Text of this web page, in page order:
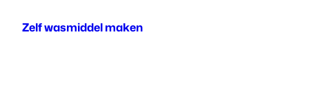
Zelf wasmiddel maken